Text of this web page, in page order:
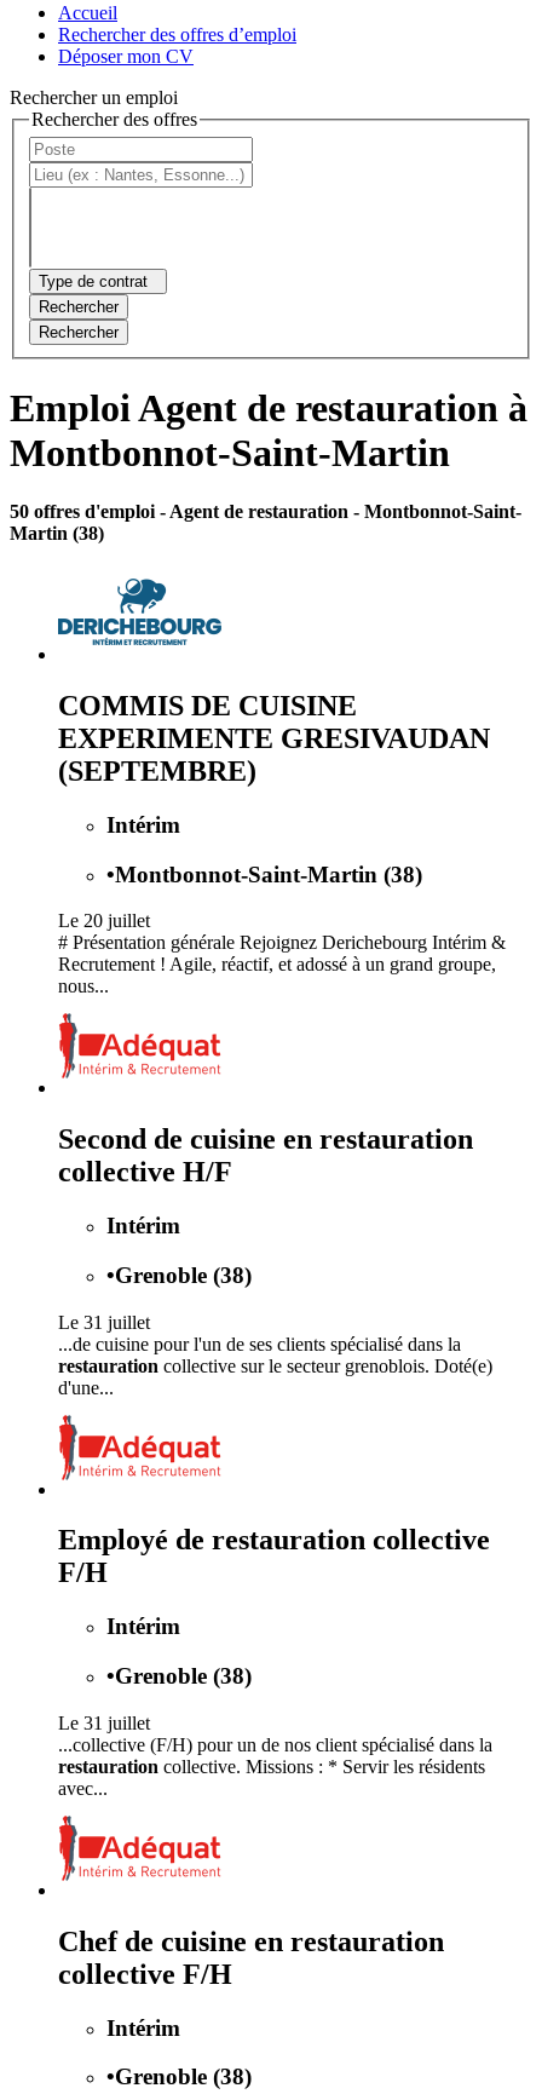
Accueil
Rechercher des offres d’emploi
Déposer mon CV
Rechercher un emploi
Rechercher des offres
Type de contrat
Rechercher
Rechercher
Emploi Agent de restauration à
Montbonnot-Saint-Martin
50 offres d'emploi - Agent de restauration - Montbonnot-Saint-
Martin (38)
COMMIS DE CUISINE
EXPERIMENTE GRESIVAUDAN
(SEPTEMBRE)
Intérim
•Montbonnot-Saint-Martin (38)
Le 20 juillet
# Présentation générale Rejoignez Derichebourg Intérim &
Recrutement ! Agile, réactif, et adossé à un grand groupe,
nous...
Second de cuisine en restauration
collective H/F
Intérim
•Grenoble (38)
Le 31 juillet
...de cuisine pour l'un de ses clients spécialisé dans la
restauration collective sur le secteur grenoblois. Doté(e)
d'une...
Employé de restauration collective
F/H
Intérim
•Grenoble (38)
Le 31 juillet
...collective (F/H) pour un de nos client spécialisé dans la
restauration collective. Missions : * Servir les résidents
avec...
Chef de cuisine en restauration
collective F/H
Intérim
•Grenoble (38)